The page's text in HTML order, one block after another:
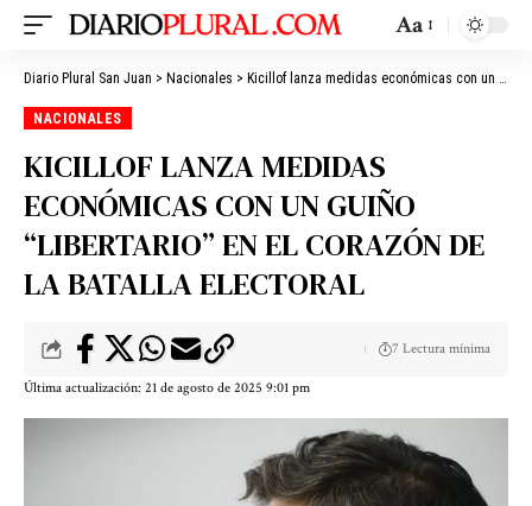
Aa
Diario Plural San Juan > Nacionales > Kicillof lanza medidas económicas con un guiño “libertario” en el corazón de la batalla electoral
NACIONALES
KICILLOF LANZA MEDIDAS
ECONÓMICAS CON UN GUIÑO
“LIBERTARIO” EN EL CORAZÓN DE
LA BATALLA ELECTORAL
Última actualización: 21 de agosto de 2025 9:01 pm
7 Lectura mínima